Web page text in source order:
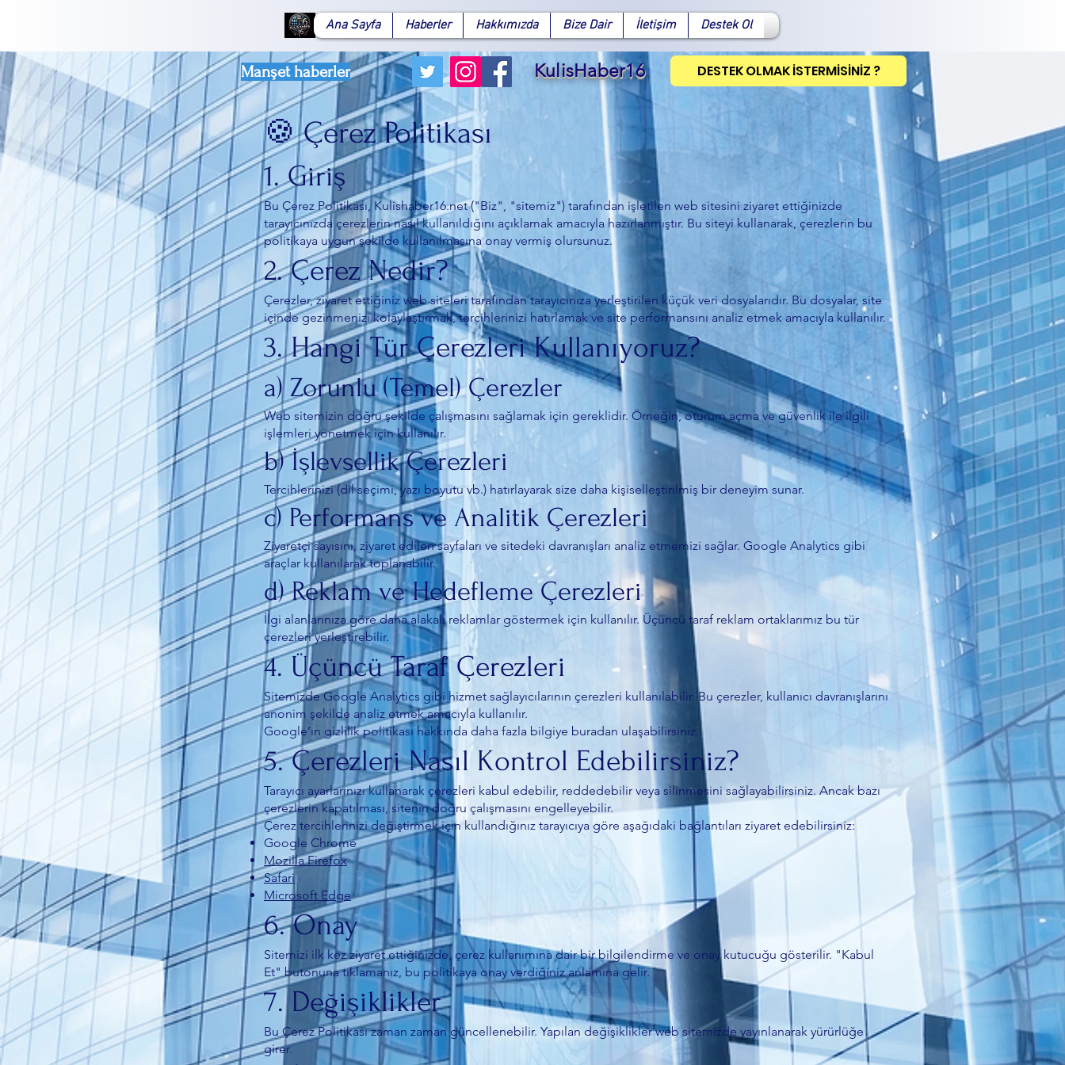
Ana Sayfa Haberler Hakkımızda Bize Dair İletişim Destek Ol
Manşet haberler KulisHaber16 DESTEK OLMAK İSTERMİSİNİZ ?
🍪 Çerez Politikası
1. Giriş
Bu Çerez Politikası, Kulishaber16.net ("Biz", "sitemiz") tarafından işletilen web sitesini ziyaret ettiğinizde
tarayıcınızda çerezlerin nasıl kullanıldığını açıklamak amacıyla hazırlanmıştır. Bu siteyi kullanarak, çerezlerin bu
politikaya uygun şekilde kullanılmasına onay vermiş olursunuz.
2. Çerez Nedir?
Çerezler, ziyaret ettiğiniz web siteleri tarafından tarayıcınıza yerleştirilen küçük veri dosyalarıdır. Bu dosyalar, site
içinde gezinmenizi kolaylaştırmak, tercihlerinizi hatırlamak ve site performansını analiz etmek amacıyla kullanılır.
3. Hangi Tür Çerezleri Kullanıyoruz?
a) Zorunlu (Temel) Çerezler
Web sitemizin doğru şekilde çalışmasını sağlamak için gereklidir. Örneğin, oturum açma ve güvenlik ile ilgili
işlemleri yönetmek için kullanılır.
b) İşlevsellik Çerezleri
Tercihlerinizi (dil seçimi, yazı boyutu vb.) hatırlayarak size daha kişiselleştirilmiş bir deneyim sunar.
c) Performans ve Analitik Çerezleri
Ziyaretçi sayısını, ziyaret edilen sayfaları ve sitedeki davranışları analiz etmemizi sağlar. Google Analytics gibi
araçlar kullanılarak toplanabilir.
d) Reklam ve Hedefleme Çerezleri
İlgi alanlarınıza göre daha alakalı reklamlar göstermek için kullanılır. Üçüncü taraf reklam ortaklarımız bu tür
çerezleri yerleştirebilir.
4. Üçüncü Taraf Çerezleri
Sitemizde Google Analytics gibi hizmet sağlayıcılarının çerezleri kullanılabilir. Bu çerezler, kullanıcı davranışlarını
anonim şekilde analiz etmek amacıyla kullanılır.
Google’ın gizlilik politikası hakkında daha fazla bilgiye buradan ulaşabilirsiniz.
5. Çerezleri Nasıl Kontrol Edebilirsiniz?
Tarayıcı ayarlarınızı kullanarak çerezleri kabul edebilir, reddedebilir veya silinmesini sağlayabilirsiniz. Ancak bazı
çerezlerin kapatılması, sitenin doğru çalışmasını engelleyebilir.
Çerez tercihlerinizi değiştirmek için kullandığınız tarayıcıya göre aşağıdaki bağlantıları ziyaret edebilirsiniz:
Google Chrome
Mozilla Firefox
Safari
Microsoft Edge
6. Onay
Sitemizi ilk kez ziyaret ettiğinizde, çerez kullanımına dair bir bilgilendirme ve onay kutucuğu gösterilir. "Kabul
Et" butonuna tıklamanız, bu politikaya onay verdiğiniz anlamına gelir.
7. Değişiklikler
Bu Çerez Politikası zaman zaman güncellenebilir. Yapılan değişiklikler web sitemizde yayınlanarak yürürlüğe
girer.